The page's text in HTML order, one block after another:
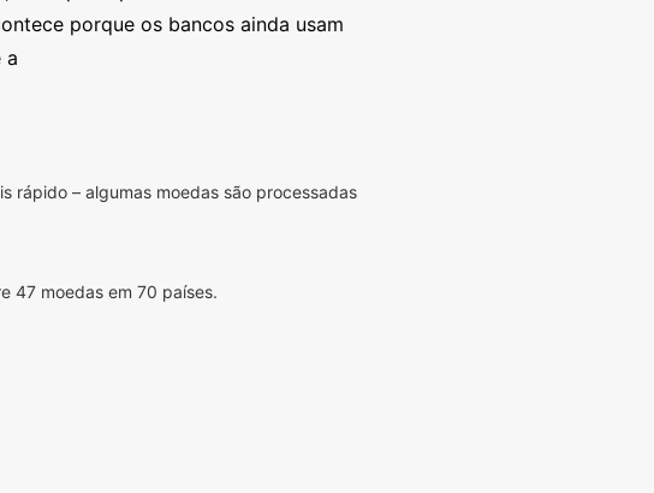
porque os bancos ainda usam
a
rápido – algumas moedas são processadas
47 moedas em 70 países.